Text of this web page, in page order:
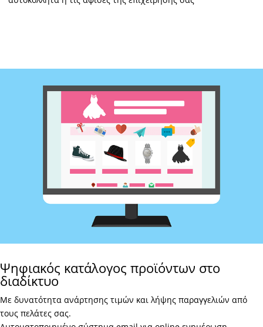
Ψηφιακός κατάλογος προϊόντων στο
διαδίκτυο
Με δυνατότητα ανάρτησης τιμών και λήψης παραγγελιών από
τους πελάτες σας.